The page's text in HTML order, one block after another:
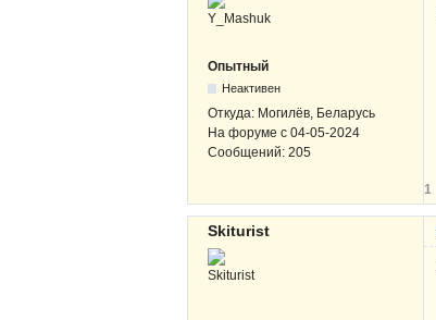
Опытный
Неактивен
Откуда: Могилёв, Беларусь
На форуме с 04-05-2024
Сообщений: 205
1
Skiturist